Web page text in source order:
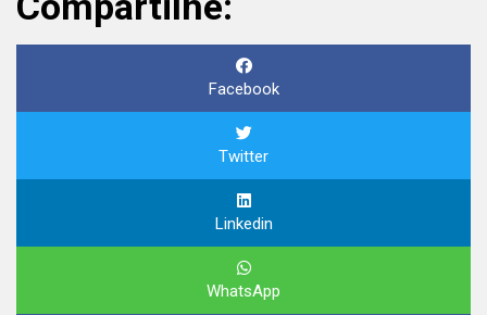
Facebook
Twitter
Linkedin
WhatsApp